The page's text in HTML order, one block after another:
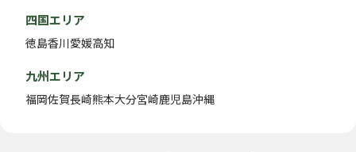
四国エリア
徳島香川愛媛高知
九州エリア
福岡佐賀長崎熊本大分宮崎鹿児島沖縄